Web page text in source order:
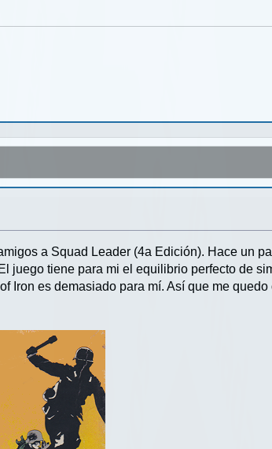
a Squad Leader (4a Edición). Hace un
juego tiene para mi el equilibrio perfecto de
Iron es demasiado para mí. Así que me